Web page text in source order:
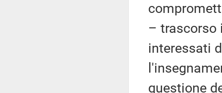
– trascorso
interessati
questione